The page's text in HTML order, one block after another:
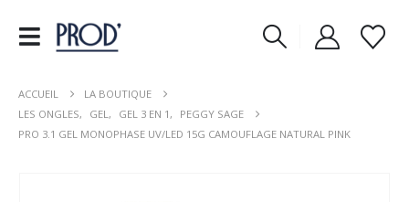
ACCUEIL
LA BOUTIQUE
LES ONGLES, GEL, GEL 3 EN 1,
PEGGY SAGE
PRO 3.1 GEL MONOPHASE UV/LED 15G CAMOUFLAGE NATURAL PINK